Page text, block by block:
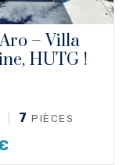
– Villa
HUTG !
7 PIÈCES